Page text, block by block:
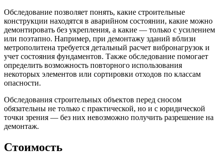
Обследование позволяет понять, какие строительные
конструкции находятся в аварийном состоянии, какие можно
демонтировать без укрепления, а какие — только с усилением
или поэтапно. Например, при демонтажу зданий вблизи
метрополитена требуется детальный расчет вибронагрузок и
учет состояния фундаментов. Также обследование помогает
определить возможность повторного использования
некоторых элементов или сортировки отходов по классам
опасности.
Обследования строительных объектов перед сносом
обязательны не только с практической, но и с юридической
точки зрения — без них невозможно получить разрешение на
демонтаж.
Стоимость